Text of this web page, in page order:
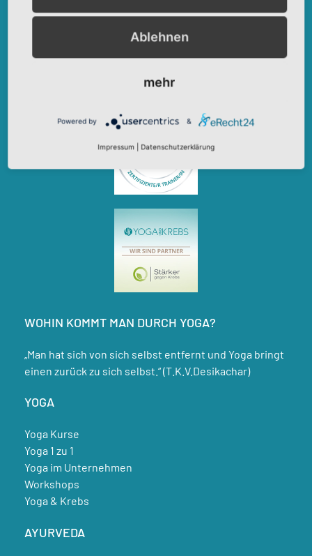
WOHIN KOMMT MAN DURCH YOGA?
„Man hat sich von sich selbst entfernt und Yoga bringt
einen zurück zu sich selbst.“ (T.K.V.Desikachar)
YOGA
Yoga Kurse
Yoga 1 zu 1
Yoga im Unternehmen
Workshops
Yoga & Krebs
AYURVEDA
Ablehnen
mehr
Powered by &
Impressum Datenschutzerklärung